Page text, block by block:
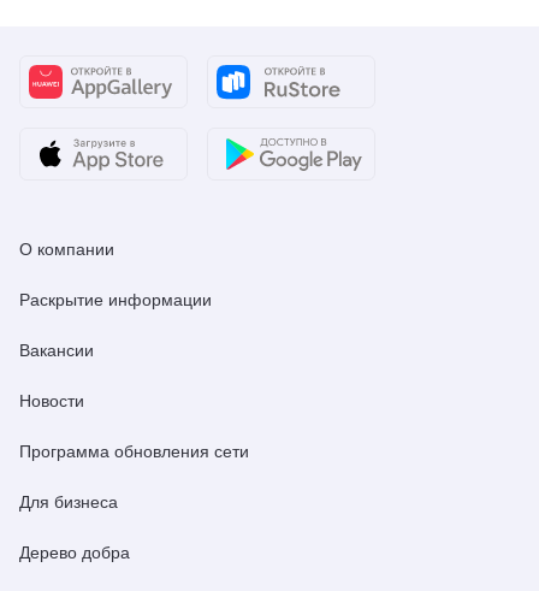
О компании
Раскрытие информации
Вакансии
Новости
Программа обновления сети
Для бизнеса
Дерево добра